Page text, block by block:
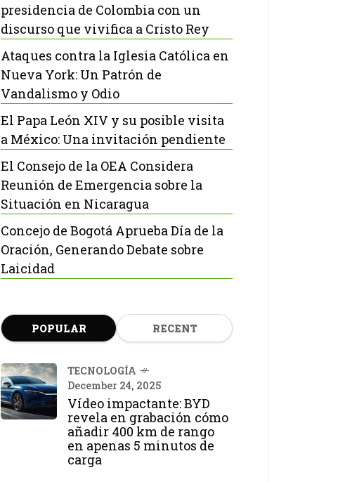
presidencia de Colombia con un
discurso que vivifica a Cristo Rey
Ataques contra la Iglesia Católica en
Nueva York: Un Patrón de
Vandalismo y Odio
El Papa León XIV y su posible visita
a México: Una invitación pendiente
El Consejo de la OEA Considera
Reunión de Emergencia sobre la
Situación en Nicaragua
Concejo de Bogotá Aprueba Día de la
Oración, Generando Debate sobre
Laicidad
POPULAR RECENT
TECNOLOGÍA
December 24, 2025
Vídeo impactante: BYD
revela en grabación cómo
añadir 400 km de rango
en apenas 5 minutos de
carga